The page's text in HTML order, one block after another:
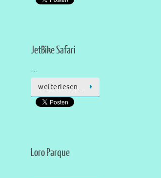
JetBike Safari
…
weiterlesen…
Loro Parque